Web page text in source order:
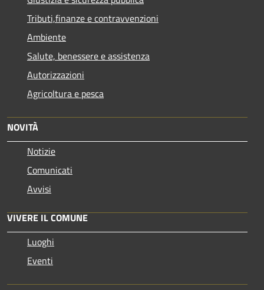
Tributi,finanze e contravvenzioni
Ambiente
Salute, benessere e assistenza
Autorizzazioni
Agricoltura e pesca
NOVITÀ
Notizie
Comunicati
Avvisi
VIVERE IL COMUNE
Luoghi
Eventi